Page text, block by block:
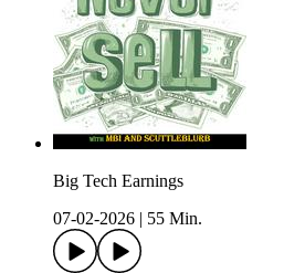
Big Tech Earnings
07-02-2026
55 Min.